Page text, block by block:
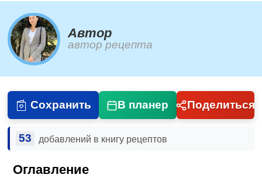
Автор
автор рецепта
Сохранить В планер Поделиться
53 добавлений в книгу рецептов
Оглавление